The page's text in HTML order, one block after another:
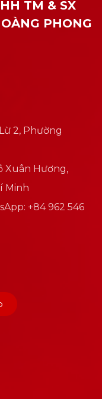
TM & SX
PHONG
2, Phường
Xuân Hương,
Minh
+84 962 546